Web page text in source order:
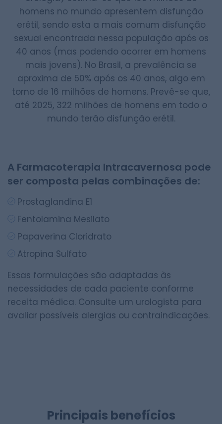
homens no mundo apresentem disfunção
erétil, sendo esta a mais comum disfunção
sexual encontrada nessa população após os
40 anos (mas podendo ocorrer em homens
mais jovens). No Brasil, a prevalência se
aproxima de 50% após os 40 anos, algo em
torno de 16 milhões de homens. Prevê-se que,
até 2025, 322 milhões de homens em todo o
mundo terão disfunção erétil.
A Farmacoterapia Intracavernosa pode
ser composta pelas combinações de:
Prostaglandina E1
Fentolamina Mesilato
Papaverina Cloridrato
Atropina Sulfato
Essas formulações são adaptadas às
necessidades de cada paciente conforme
receita médica. Consulte um urologista para
avaliar possíveis alergias ou contraindicações.
Principais benefícios